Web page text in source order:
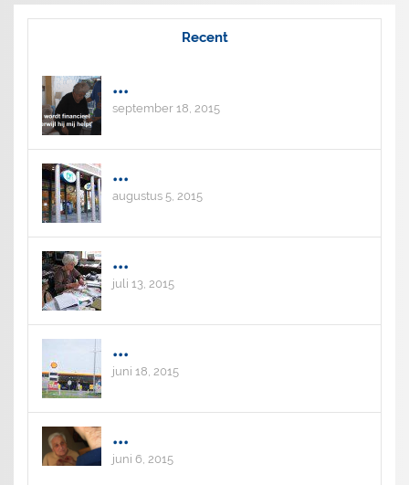
Recent
...
september 18, 2015
...
augustus 5, 2015
...
juli 13, 2015
...
juni 18, 2015
...
juni 6, 2015